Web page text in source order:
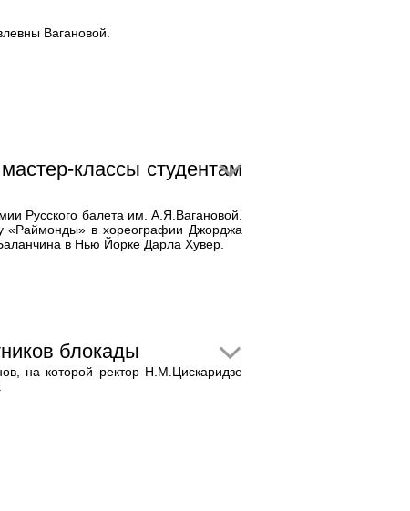
Вагановой.
классы студентам
Русского балета им. А.Я.Вагановой.
«Раймонды» в хореографии Джорджа
в Нью Йорке Дарла Хувер.
блокады
на которой ректор Н.М.Цискаридзе